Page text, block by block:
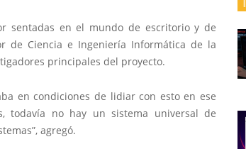
sentadas en el mundo de escritorio y de
de Ciencia e Ingeniería Informática de la
principales del proyecto.
en condiciones de lidiar con esto en ese
todavía no hay un sistema universal de
agregó.